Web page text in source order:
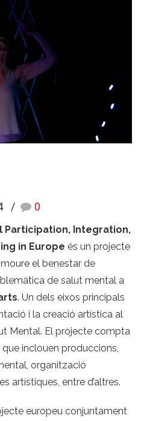
0
Participation, Integration,
in Europe és un projecte
el benestar de
de salut mental a
. Un dels eixos principals
i la creació artística al
Mental. El projecte compta
inclouen produccions,
organització
artístiques, entre d’altres.
europeu conjuntament